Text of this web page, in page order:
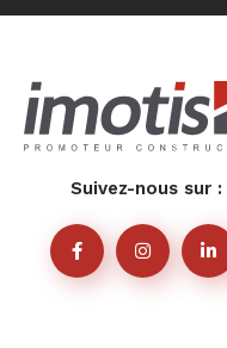
Suivez-nous sur :